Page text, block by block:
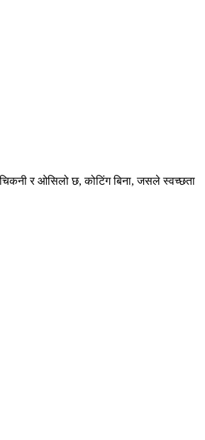
र ओसिलो छ, कोटिंग बिना, जसले स्वच्छता